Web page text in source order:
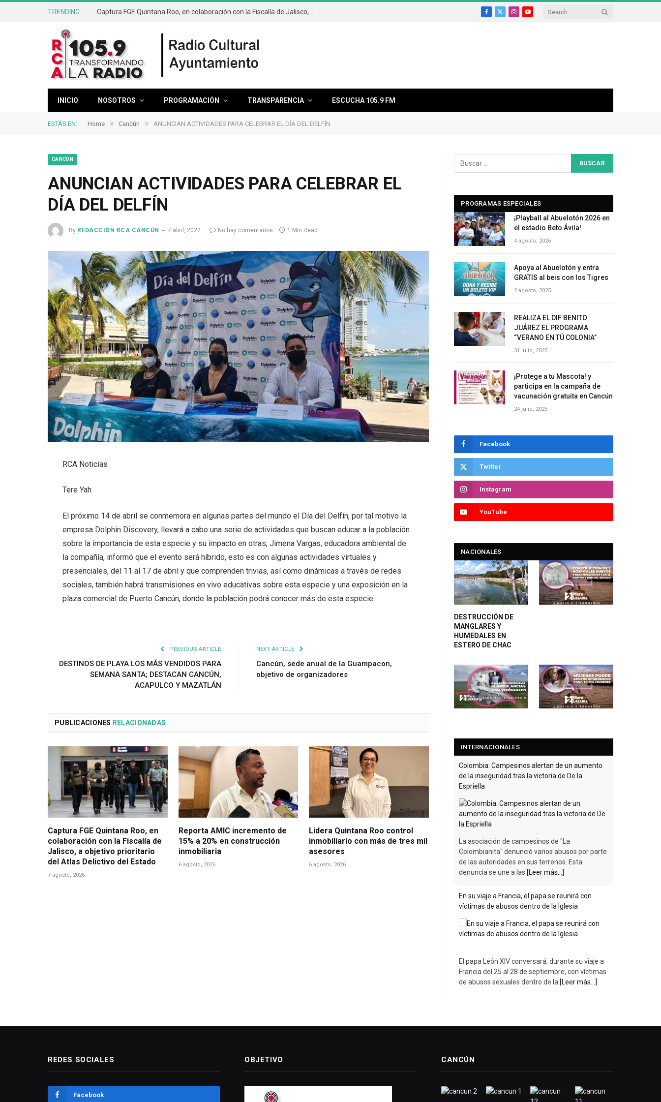
TRENDING
Facebook
X
InstagramYouTube
INICIO NOSOTROS PROGRAMACIÓN TRANSPARENCIA ESCUCHA 105.9 FM
ESTÁS EN: Home » Cancún » ANUNCIAN ACTIVIDADES PARA CELEBRAR EL DÍA DEL DELFÍN
CANCÚN
ANUNCIAN ACTIVIDADES PARA CELEBRAR EL
DÍA DEL DELFÍN
By REDACCIÓN RCA CANCÚN 7 abril, 2022 No hay comentarios 1 Min Read
RCA Noticias
Tere Yah
El próximo 14 de abril se conmemora en algunas partes del mundo el Día del Delfín, por tal motivo la
empresa Dolphin Discovery, llevará a cabo una serie de actividades que buscan educar a la población
sobre la importancia de esta especie y su impacto en otras, Jimena Vargas, educadora ambiental de
la compañía, informó que el evento será híbrido, esto es con algunas actividades virtuales y
presenciales, del 11 al 17 de abril y que comprenden trivias, así como dinámicas a través de redes
sociales, también habrá transmisiones en vivo educativas sobre esta especie y una exposición en la
plaza comercial de Puerto Cancún, donde la población podrá conocer más de esta especie.
PREVIOUS ARTICLE
DESTINOS DE PLAYA LOS MÁS VENDIDOS PARA
SEMANA SANTA; DESTACAN CANCÚN,
ACAPULCO Y MAZATLÁN
NEXT ARTICLE
Cancún, sede anual de Ia Guampacon,
objetivo de organizadores
PUBLICACIONES RELACIONADAS
Captura FGE Quintana Roo, en
colaboración con la Fiscalía de
Jalisco, a objetivo prioritario
del Atlas Delictivo del Estado
7 agosto, 2026
Reporta AMIC incremento de
15% a 20% en construcción
inmobiliaria
6 agosto, 2026
Lidera Quintana Roo control
inmobiliario con más de tres mil
asesores
6 agosto, 2026
PROGRAMAS ESPECIALES
¡Playball al Abuelotón 2026 en
el estadio Beto Ávila!
4 agosto, 2026
Apoya al Abuelotón y entra
GRATIS al beis con los Tigres
2 agosto, 2025
REALIZA EL DIF BENITO
JUÁREZ EL PROGRAMA
“VERANO EN TÚ COLONIA”
31 julio, 2025
¡Protege a tu Mascota! y
participa en la campaña de
vacunación gratuita en Cancún
24 julio, 2025
Facebook
Twitter
Instagram
YouTube
NACIONALES
DESTRUCCIÓN DE
MANGLARES Y
HUMEDALES EN
ESTERO DE CHAC
INTERNACIONALES
Colombia: Campesinos alertan de un aumento
de la inseguridad tras la victoria de De la
Espriella
La asociación de campesinos de "La
Colombianita" denunció varios abusos por parte
de las autoridades en sus terrenos. Esta
denuncia se une a las [Leer más...]
En su viaje a Francia, el papa se reunirá con
víctimas de abusos dentro de la Iglesia
El papa León XIV conversará, durante su viaje a
Francia del 25 al 28 de septiembre, con víctimas
de abusos sexuales dentro de la [Leer más...]
REDES SOCIALES
Facebook
OBJETIVO CANCÚN